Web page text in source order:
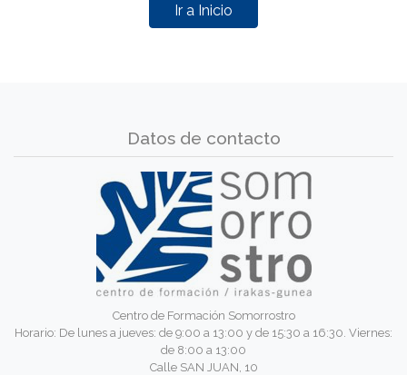
Ir a Inicio
Datos de contacto
Centro de Formación Somorrostro
Horario: De lunes a jueves: de 9:00 a 13:00 y de 15:30 a 16:30. Viernes:
de 8:00 a 13:00
Calle SAN JUAN, 10